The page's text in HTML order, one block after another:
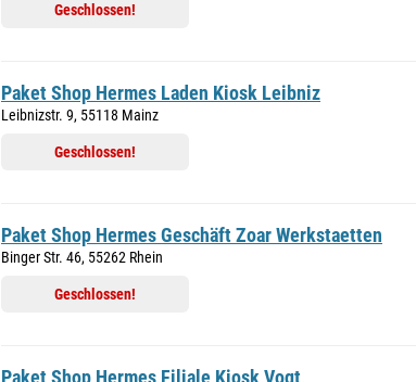
Geschlossen!
Paket Shop Hermes Laden Kiosk Leibniz
Leibnizstr. 9, 55118 Mainz
Geschlossen!
Paket Shop Hermes Geschäft Zoar Werkstaetten
Binger Str. 46, 55262 Rhein
Geschlossen!
Paket Shop Hermes Filiale Kiosk Vogt